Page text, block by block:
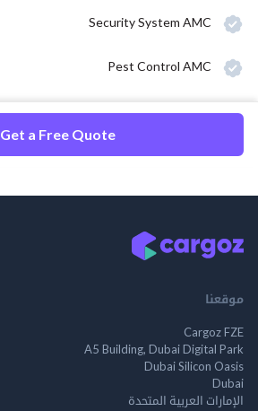
Security System AMC
Pest Control AMC
Get a Free Quote
موقعنا
Cargoz FZE
A5 Building, Dubai Digital Park
Dubai Silicon Oasis
Dubai
الإمارات العربية المتحدة